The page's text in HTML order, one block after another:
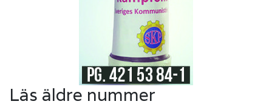
Läs äldre nummer